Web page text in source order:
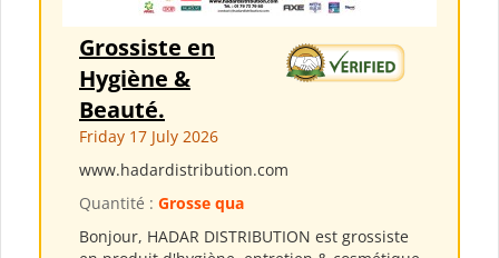
Grossiste en
Hygiène &
Beauté.
Friday 17 July 2026
www.hadardistribution.com
Quantité : Grosse qua
Bonjour, HADAR DISTRIBUTION est grossiste